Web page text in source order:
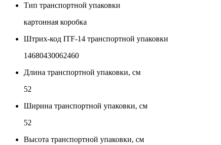
Тип транспортной упаковки
картонная коробка
Штрих-код ITF-14 транспортной упаковки
14680430062460
Длина транспортной упаковки, см
52
Ширина транспортной упаковки, см
52
Высота транспортной упаковки, см